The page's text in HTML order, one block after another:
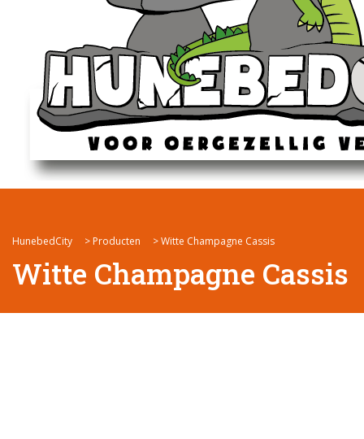
HunebedCity > Producten >Witte Champagne Cassis
Witte Champagne Cassis